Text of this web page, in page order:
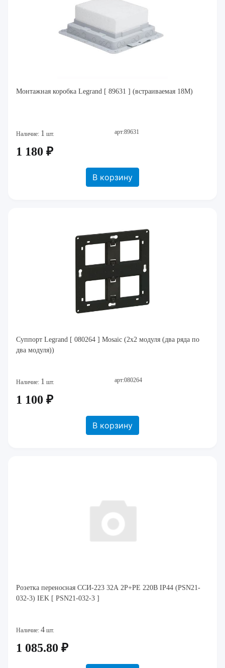
Монтажная коробка Legrand [ 89631 ] (встраиваемая 18М)
Наличие: 1 шт. арт:89631
1 180 ₽
В корзину
Суппорт Legrand [ 080264 ] Mosaic (2х2 модуля (два ряда по
два модуля))
Наличие: 1 шт. арт:080264
1 100 ₽
В корзину
Розетка переносная ССИ-223 32А 2Р+РЕ 220В IP44 (PSN21-
032-3) IEK [ PSN21-032-3 ]
Наличие: 4 шт.
1 085.80 ₽